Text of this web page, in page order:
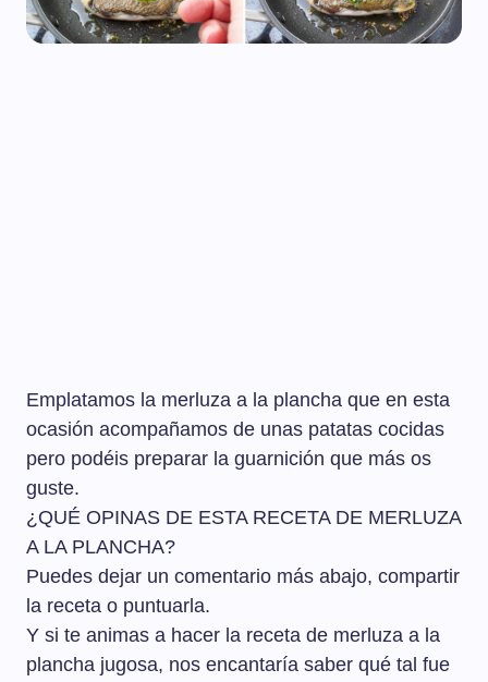
Emplatamos la merluza a la plancha que en esta
ocasión acompañamos de unas patatas cocidas
pero podéis preparar la guarnición que más os
guste.
¿QUÉ OPINAS DE ESTA RECETA DE MERLUZA
A LA PLANCHA?
Puedes dejar un comentario más abajo, compartir
la receta o puntuarla.
Y si te animas a hacer la receta de merluza a la
plancha jugosa, nos encantaría saber qué tal fue